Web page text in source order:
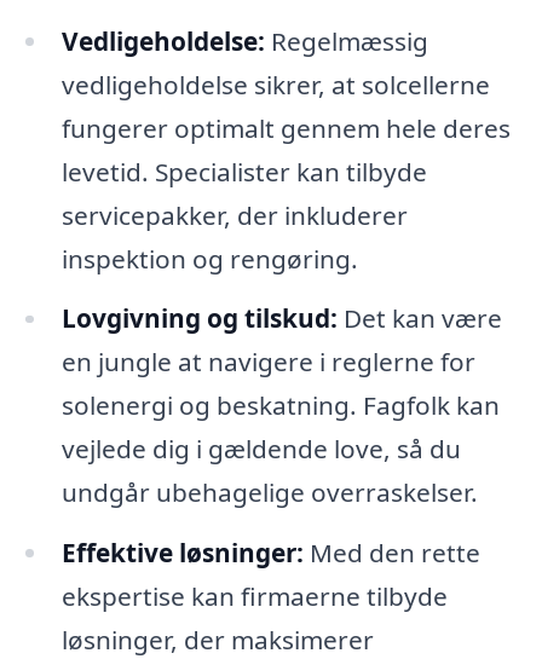
Vedligeholdelse: Regelmæssig
vedligeholdelse sikrer, at solcellerne
fungerer optimalt gennem hele deres
levetid. Specialister kan tilbyde
servicepakker, der inkluderer
inspektion og rengøring.
Lovgivning og tilskud: Det kan være
en jungle at navigere i reglerne for
solenergi og beskatning. Fagfolk kan
vejlede dig i gældende love, så du
undgår ubehagelige overraskelser.
Effektive løsninger: Med den rette
ekspertise kan firmaerne tilbyde
løsninger, der maksimerer